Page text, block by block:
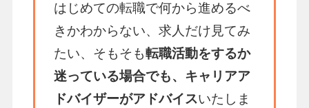
はじめての転職で何から進めるべ
きかわからない、求人だけ見てみ
たい、そもそも転職活動をするか
迷っている場合でも、キャリアア
ドバイザーがアドバイスいたしま